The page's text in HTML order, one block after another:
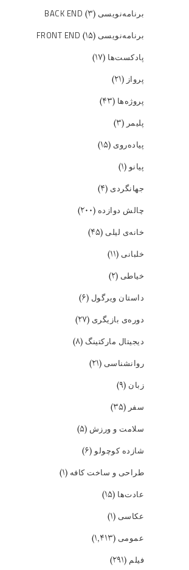
برنامه‌نویسی BACK END (۳)
برنامه‌نویسی FRONT END (۱۵)
پادکست‌ها (۱۷)
پرواز (۲۱)
پروژه‌ها (۴۳)
پلیمر (۳)
پیاده‌روی (۱۵)
پیانو (۱)
جهانگردی (۴)
چالش دوازده (۲۰۰)
خانه‌ی لیلی (۴۵)
خلبانی (۱۱)
خیاطی (۲)
داستان ویرگول (۶)
دوره‌ی بازیگری (۲۷)
دیجیتال مارکتینگ (۸)
روانشناسی (۲۱)
زبان (۹)
سفر (۳۵)
سلامت و ورزش (۵)
شازده کوچولو (۶)
طراحی و ساخت کافه (۱)
عادت‌ها (۱۵)
عکاسی (۱)
عمومی (۱,۴۱۳)
فیلم (۲۹۱)